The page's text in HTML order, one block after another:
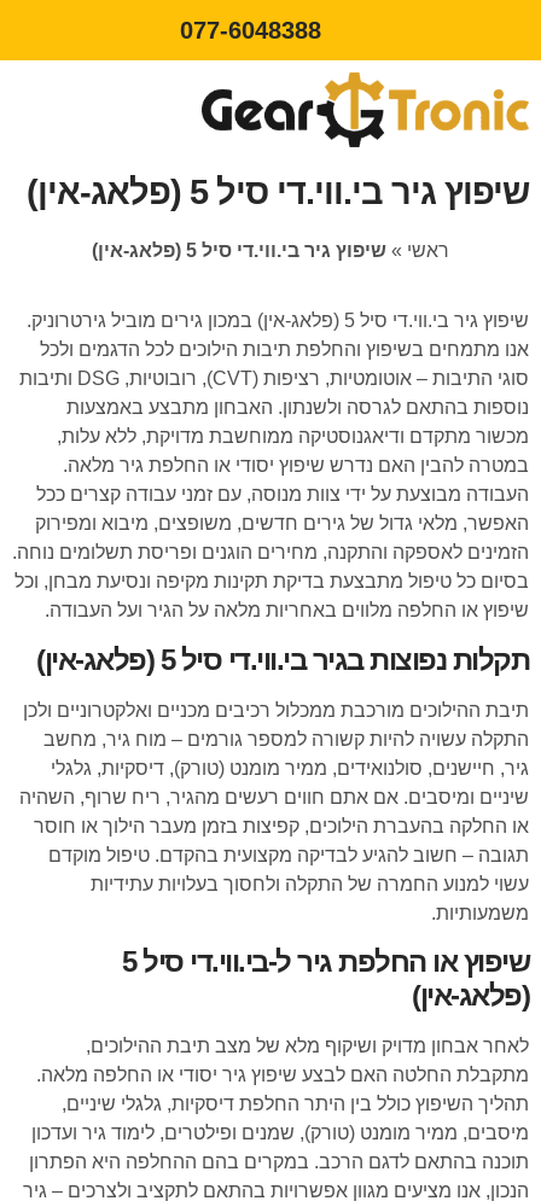
077-6048388
שיפוץ גיר בי.ווי.די סיל 5 (פלאג-אין)
ראשי » שיפוץ גיר בי.ווי.די סיל 5 (פלאג-אין)
שיפוץ גיר בי.ווי.די סיל 5 (פלאג-אין) במכון גירים מוביל גירטרוניק.
אנו מתמחים בשיפוץ והחלפת תיבות הילוכים לכל הדגמים ולכל
סוגי התיבות – אוטומטיות, רציפות (CVT), רובוטיות, DSG ותיבות
נוספות בהתאם לגרסה ולשנתון. האבחון מתבצע באמצעות
מכשור מתקדם ודיאגנוסטיקה ממוחשבת מדויקת, ללא עלות,
במטרה להבין האם נדרש שיפוץ יסודי או החלפת גיר מלאה.
העבודה מבוצעת על ידי צוות מנוסה, עם זמני עבודה קצרים ככל
האפשר, מלאי גדול של גירים חדשים, משופצים, מיבוא ומפירוק
הזמינים לאספקה והתקנה, מחירים הוגנים ופריסת תשלומים נוחה.
בסיום כל טיפול מתבצעת בדיקת תקינות מקיפה ונסיעת מבחן, וכל
שיפוץ או החלפה מלווים באחריות מלאה על הגיר ועל העבודה.
תקלות נפוצות בגיר בי.ווי.די סיל 5 (פלאג-אין)
תיבת ההילוכים מורכבת ממכלול רכיבים מכניים ואלקטרוניים ולכן
התקלה עשויה להיות קשורה למספר גורמים – מוח גיר, מחשב
גיר, חיישנים, סולנואידים, ממיר מומנט (טורק), דיסקיות, גלגלי
שיניים ומיסבים. אם אתם חווים רעשים מהגיר, ריח שרוף, השהיה
או החלקה בהעברת הילוכים, קפיצות בזמן מעבר הילוך או חוסר
תגובה – חשוב להגיע לבדיקה מקצועית בהקדם. טיפול מוקדם
עשוי למנוע החמרה של התקלה ולחסוך בעלויות עתידיות
משמעותיות.
שיפוץ או החלפת גיר ל-בי.ווי.די סיל 5
(פלאג-אין)
לאחר אבחון מדויק ושיקוף מלא של מצב תיבת ההילוכים,
מתקבלת החלטה האם לבצע שיפוץ גיר יסודי או החלפה מלאה.
תהליך השיפוץ כולל בין היתר החלפת דיסקיות, גלגלי שיניים,
מיסבים, ממיר מומנט (טורק), שמנים ופילטרים, לימוד גיר ועדכון
תוכנה בהתאם לדגם הרכב. במקרים בהם ההחלפה היא הפתרון
הנכון, אנו מציעים מגוון אפשרויות בהתאם לתקציב ולצרכים – גיר